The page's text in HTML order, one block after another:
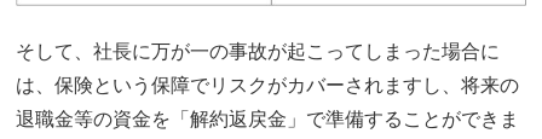
そして、社長に万が一の事故が起こってしまった場合に
は、保険という保障でリスクがカバーされますし、将来の
退職金等の資金を「解約返戻金」で準備することができま